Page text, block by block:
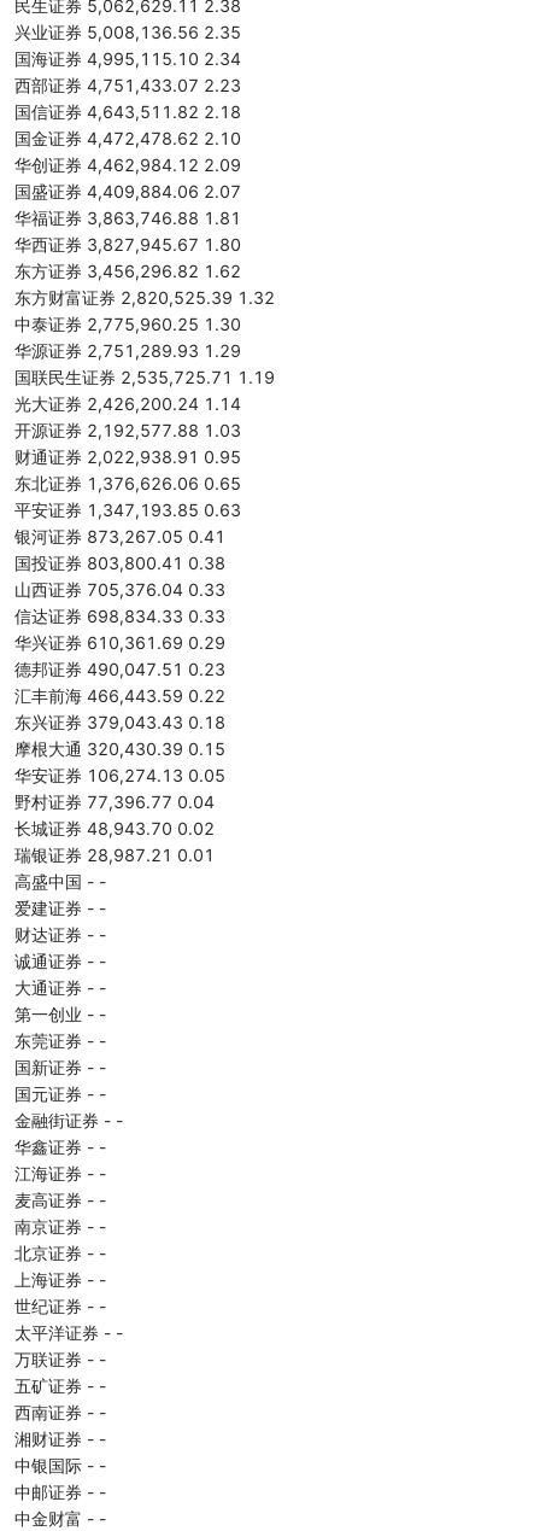
民生证券 5,062,629.11 2.38
兴业证券 5,008,136.56 2.35
国海证券 4,995,115.10 2.34
西部证券 4,751,433.07 2.23
国信证券 4,643,511.82 2.18
国金证券 4,472,478.62 2.10
华创证券 4,462,984.12 2.09
国盛证券 4,409,884.06 2.07
华福证券 3,863,746.88 1.81
华西证券 3,827,945.67 1.80
东方证券 3,456,296.82 1.62
东方财富证券 2,820,525.39 1.32
中泰证券 2,775,960.25 1.30
华源证券 2,751,289.93 1.29
国联民生证券 2,535,725.71 1.19
光大证券 2,426,200.24 1.14
开源证券 2,192,577.88 1.03
财通证券 2,022,938.91 0.95
东北证券 1,376,626.06 0.65
平安证券 1,347,193.85 0.63
银河证券 873,267.05 0.41
国投证券 803,800.41 0.38
山西证券 705,376.04 0.33
信达证券 698,834.33 0.33
华兴证券 610,361.69 0.29
德邦证券 490,047.51 0.23
汇丰前海 466,443.59 0.22
东兴证券 379,043.43 0.18
摩根大通 320,430.39 0.15
华安证券 106,274.13 0.05
野村证券 77,396.77 0.04
长城证券 48,943.70 0.02
瑞银证券 28,987.21 0.01
高盛中国 - -
爱建证券 - -
财达证券 - -
诚通证券 - -
大通证券 - -
第一创业 - -
东莞证券 - -
国新证券 - -
国元证券 - -
金融街证券 - -
华鑫证券 - -
江海证券 - -
麦高证券 - -
南京证券 - -
北京证券 - -
上海证券 - -
世纪证券 - -
太平洋证券 - -
万联证券 - -
五矿证券 - -
西南证券 - -
湘财证券 - -
中银国际 - -
中邮证券 - -
中金财富 - -